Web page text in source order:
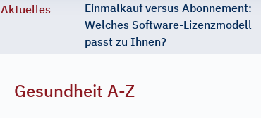
Aktuelles
Einmalkauf versus Abonnement:
Welches Software-Lizenzmodell
passt zu Ihnen?
Gesundheit A-Z